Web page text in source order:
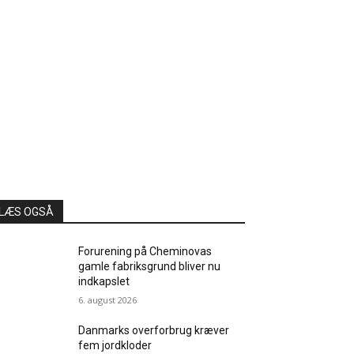
LÆS OGSÅ
Forurening på Cheminovas
gamle fabriksgrund bliver nu
indkapslet
6. august 2026
Danmarks overforbrug kræver
fem jordkloder